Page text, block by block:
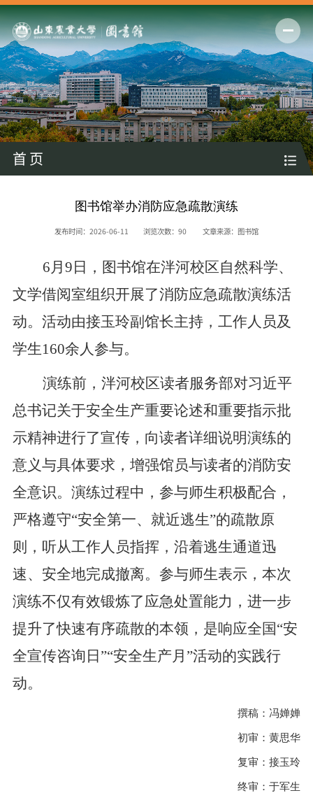
首 页
图书馆举办消防应急疏散演练
发布时间：2026-06-11 浏览次数： 90 文章来源：图书馆
6月 9 日，图书馆在泮河校区自然科学、
文学借阅室组织开展了消防应急疏散演练活
动。活动由接玉玲副馆长主持，工作人员及
学生160余人参与。
演练前，泮河校区读者服务部对习近平
总书记关于安全生产重要论述和重要指示批
示精神进行了宣传，向读者详细说明演练的
意义与具体要求，增强馆员与读者的消防安
全意识。演练过程中，参与师生积极配合，
严格遵守“安全第一、就近逃生”的疏散原
则，听从工作人员指挥，沿着逃生通道迅
速、安全地完成撤离。参与师生表示，本次
演练不仅有效锻炼了应急处置能力，进一步
提升了快速有序疏散的本领，是响应全国“安
全宣传咨询日”“安全生产月”活动的实践行
动。
撰稿：冯婵婵
初审：黄思华
复审：接玉玲
终审：于军生